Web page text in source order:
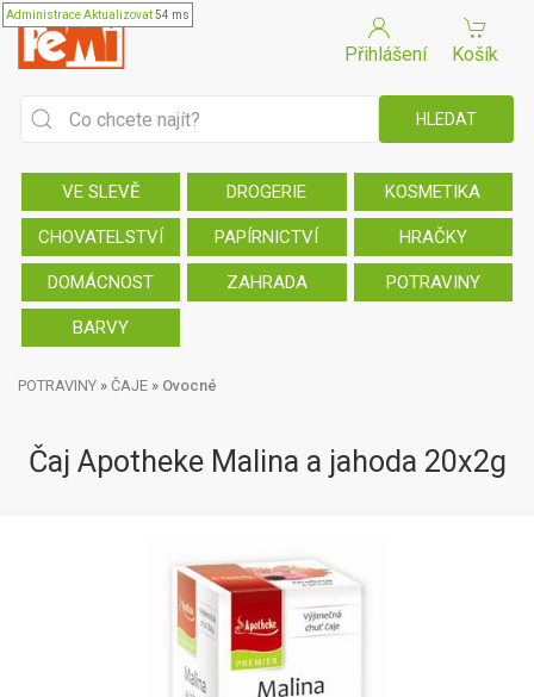
AdministraceAktualizovat54 ms
Přihlášení Košík
VE SLEVĚ DROGERIE KOSMETIKA
CHOVATELSTVÍ PAPÍRNICTVÍ HRAČKY
DOMÁCNOST ZAHRADA POTRAVINY
BARVY
POTRAVINY » ČAJE » Ovocné
Čaj Apotheke Malina a jahoda 20x2g